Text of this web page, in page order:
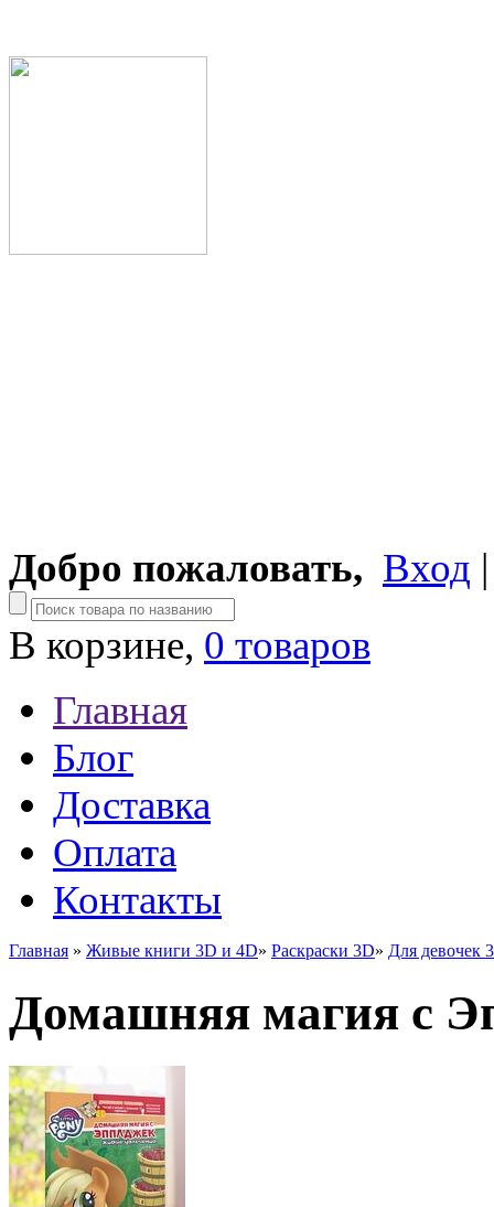
Добро пожаловать, Вход
В корзине, 0 товаров
Главная
Блог
Доставка
Оплата
Контакты
Главная » Живые книги 3D и 4D» Раскраски 3D» Для девочек
Домашняя магия с